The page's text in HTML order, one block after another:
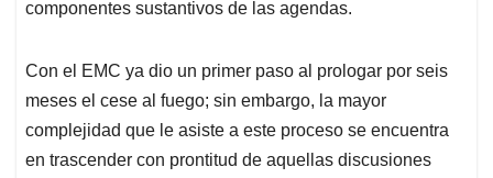
componentes sustantivos de las agendas.
Con el EMC ya dio un primer paso al prologar por seis
meses el cese al fuego; sin embargo, la mayor
complejidad que le asiste a este proceso se encuentra
en trascender con prontitud de aquellas discusiones